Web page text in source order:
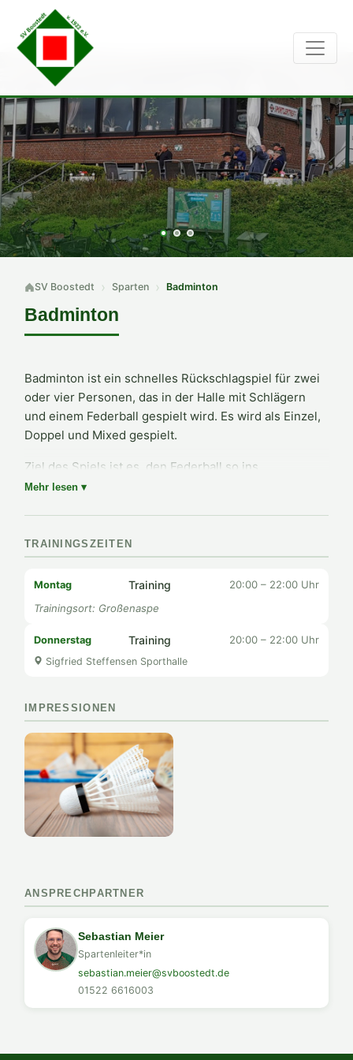
SV Boostedt Sparten Badminton
Badminton
Badminton ist ein schnelles Rückschlagspiel für zwei
oder vier Personen, das in der Halle mit Schlägern
und einem Federball gespielt wird. Es wird als Einzel,
Doppel und Mixed gespielt.
Ziel des Spiels ist es, den Federball so ins
gegnerische Feld zu schlagen, dass der Gegner ihn
Schnelligkeit, Reaktionsvermögen und taktisches
Geschick.
Beim SV Boostedt sind Spielerinnen und Spieler jeder
Spielstärke willkommen – vom Freizeitspieler bis zum
zum Training vorbei!
Mehr lesen ▾
TRAININGSZEITEN
Montag Training
20:00 – 22:00 Uhr
Trainingsort: Großenaspe
Donnerstag Training 20:00 – 22:00 Uhr
Sigfried Steffensen Sporthalle
IMPRESSIONEN
ANSPRECHPARTNER
Sebastian Meier
Spartenleiter*in
sebastian.meier@svboostedt.de
01522 6616003